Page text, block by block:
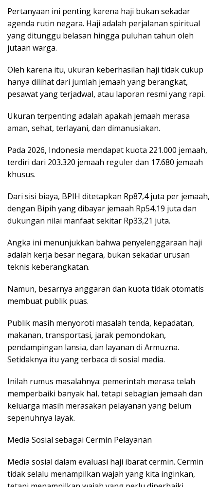
Pertanyaan ini penting karena haji bukan sekadar
agenda rutin negara. Haji adalah perjalanan spiritual
yang ditunggu belasan hingga puluhan tahun oleh
jutaan warga.
Oleh karena itu, ukuran keberhasilan haji tidak cukup
hanya dilihat dari jumlah jemaah yang berangkat,
pesawat yang terjadwal, atau laporan resmi yang rapi.
Ukuran terpenting adalah apakah jemaah merasa
aman, sehat, terlayani, dan dimanusiakan.
Pada 2026, Indonesia mendapat kuota 221.000 jemaah,
terdiri dari 203.320 jemaah reguler dan 17.680 jemaah
khusus.
Dari sisi biaya, BPIH ditetapkan Rp87,4 juta per jemaah,
dengan Bipih yang dibayar jemaah Rp54,19 juta dan
dukungan nilai manfaat sekitar Rp33,21 juta.
Angka ini menunjukkan bahwa penyelenggaraan haji
adalah kerja besar negara, bukan sekadar urusan
teknis keberangkatan.
Namun, besarnya anggaran dan kuota tidak otomatis
membuat publik puas.
Publik masih menyoroti masalah tenda, kepadatan,
makanan, transportasi, jarak pemondokan,
pendampingan lansia, dan layanan di Armuzna.
Setidaknya itu yang terbaca di sosial media.
Inilah rumus masalahnya: pemerintah merasa telah
memperbaiki banyak hal, tetapi sebagian jemaah dan
keluarga masih merasakan pelayanan yang belum
sepenuhnya layak.
Media Sosial sebagai Cermin Pelayanan
Media sosial dalam evaluasi haji ibarat cermin. Cermin
tidak selalu menampilkan wajah yang kita inginkan,